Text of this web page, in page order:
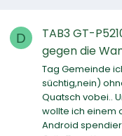
D
TAB3 GT-
gegen die
Tag Gemeinde
süchtig,nein)
Quatsch vobei..
wollte ich einem
Android